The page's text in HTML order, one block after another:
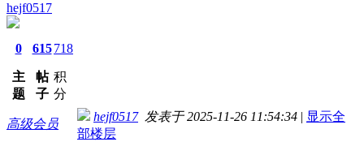
hejf0517
0
主
题
615
帖
子
718
积
分
高级会员
hejf0517发表于 2025-11-26 11:54:34 | 显示全
部楼层